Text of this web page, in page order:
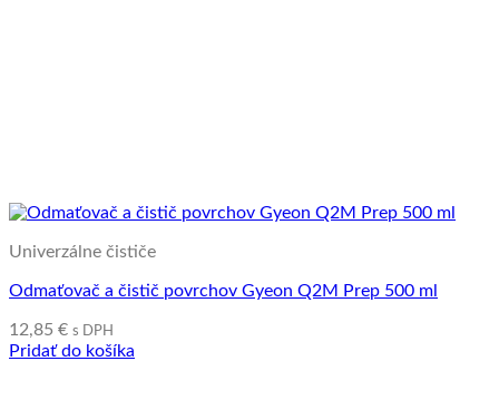
Univerzálne čističe
Odmaťovač a čistič povrchov Gyeon Q2M Prep 500 ml
12,85 € s DPH
Pridať do košíka